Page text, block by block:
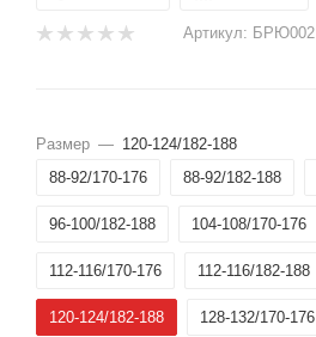
Артикул: БРЮ002
Размер — 120-124/182-188
88-92/170-176
88-92/182-188
96-100/182-188 104-108/170-176
112-116/170-176 112-116/182-188
120-124/182-188 128-132/170-176